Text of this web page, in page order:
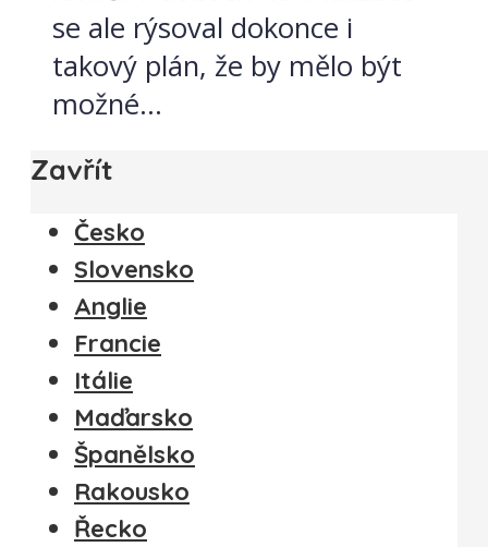
se ale rýsoval dokonce i
takový plán, že by mělo být
možné...
Zavřít
Česko
Slovensko
Anglie
Francie
Itálie
Maďarsko
Španělsko
Rakousko
Řecko